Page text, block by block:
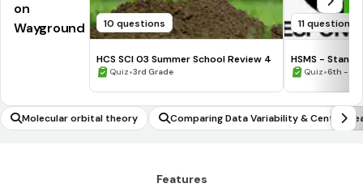
on
Wayground
10 questions
HCS SCI 03 Summer School Review 4
Quiz•3rd Grade
11 questions
HSMS -
Quiz•6th -
Molecular orbital theory Comparing Data Variability & Center
Features